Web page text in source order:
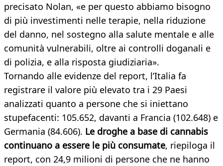
precisato Nolan, «e per questo abbiamo bisogno
di più investimenti nelle terapie, nella riduzione
del danno, nel sostegno alla salute mentale e alle
comunità vulnerabili, oltre ai controlli doganali e
di polizia, e alla risposta giudiziaria».
Tornando alle evidenze del report, l’Italia fa
registrare il valore più elevato tra i 29 Paesi
analizzati quanto a persone che si iniettano
stupefacenti: 105.652, davanti a Francia (102.648) e
Germania (84.606). Le droghe a base di cannabis
continuano a essere le più consumate, riepiloga il
report, con 24,9 milioni di persone che ne hanno